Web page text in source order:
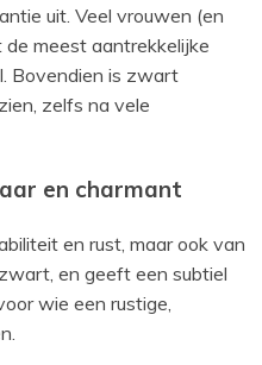
uit. Veel vrouwen (en
meest aantrekkelijke
Bovendien is zwart
zelfs na vele
en charmant
en rust, maar ook van
en geeft een subtiel
wie een rustige,